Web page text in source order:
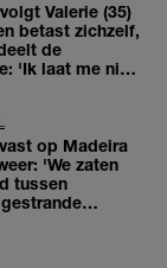
Valerie (35)
betast zichzelf,
de
'Ik laat me niet
op Madeira
'We zaten
tussen